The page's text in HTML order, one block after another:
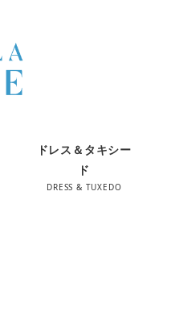
ドレス＆タキシー
ド
DRESS & TUXEDO